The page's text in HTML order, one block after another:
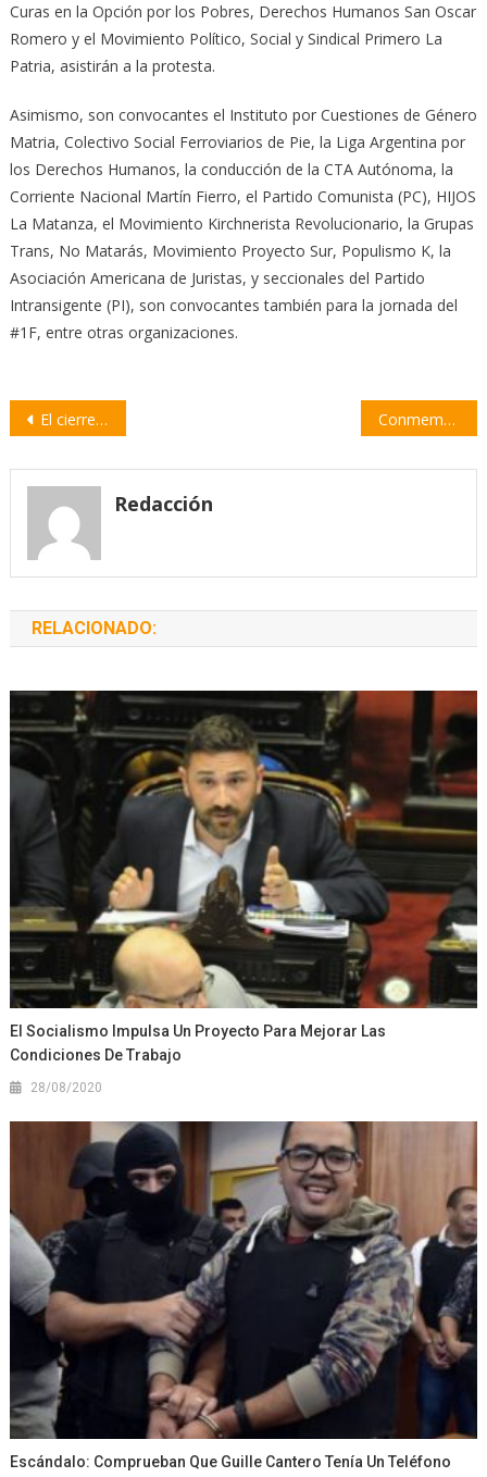
Curas en la Opción por los Pobres, Derechos Humanos San Oscar
Romero y el Movimiento Político, Social y Sindical Primero La
Patria, asistirán a la protesta.
Asimismo, son convocantes el Instituto por Cuestiones de Género
Matria, Colectivo Social Ferroviarios de Pie, la Liga Argentina por
los Derechos Humanos, la conducción de la CTA Autónoma, la
Corriente Nacional Martín Fierro, el Partido Comunista (PC), HIJOS
La Matanza, el Movimiento Kirchnerista Revolucionario, la Grupas
Trans, No Matarás, Movimiento Proyecto Sur, Populismo K, la
Asociación Americana de Juristas, y seccionales del Partido
Intransigente (PI), son convocantes también para la jornada del
#1F, entre otras organizaciones.
Navegación
entradas
El cierre sin gloria de la “cumbre” de la CELAC dividida y paralizada | por Marcelo Ramal Conmemoran el 210° Aniversario del histórico Combate de San Lorenzo
Redacción
RELACIONADO:
El Socialismo Impulsa Un Proyecto Para Mejorar Las
Condiciones De Trabajo
28/08/2020
Escándalo: Comprueban Que Guille Cantero Tenía Un Teléfono